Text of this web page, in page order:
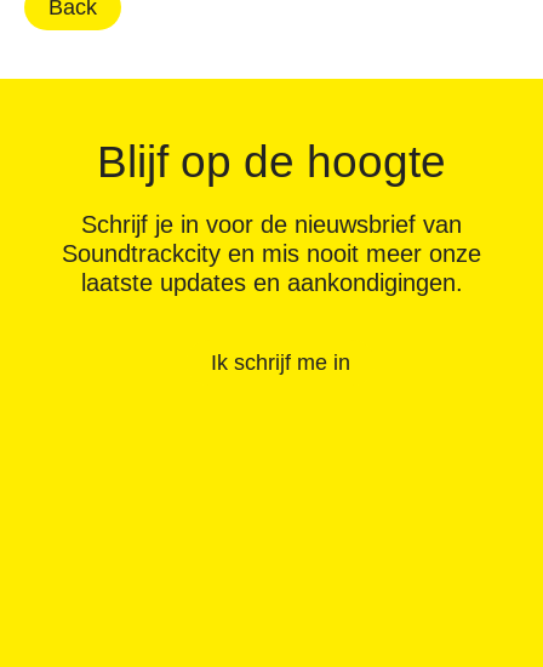
Back
Blijf op de hoogte
Schrijf je in voor de nieuwsbrief van
Soundtrackcity en mis nooit meer onze
laatste updates en aankondigingen.
Ik schrijf me in